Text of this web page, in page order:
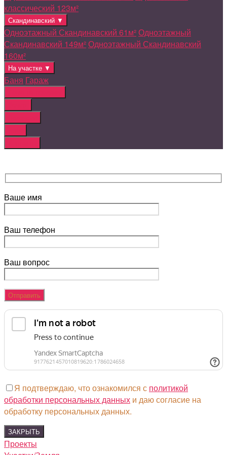
классический 123м²
Скандинавский ▼
Одноэтажный Скандинавский 61м²Одноэтажный
Скандинавский 149м²Одноэтажный Скандинавский
160м²
На участке ▼
Баня Гараж
Ваше имя
Ваш телефон
Ваш вопрос
Я подтверждаю, что ознакомился с политикой
обработки персональных данных и даю согласие на
обработку персональных данных.
ЗАКРЫТЬ
Проекты